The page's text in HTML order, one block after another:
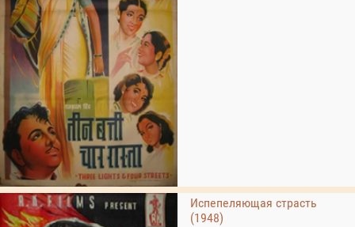
Испепеляющая страсть
(1948)